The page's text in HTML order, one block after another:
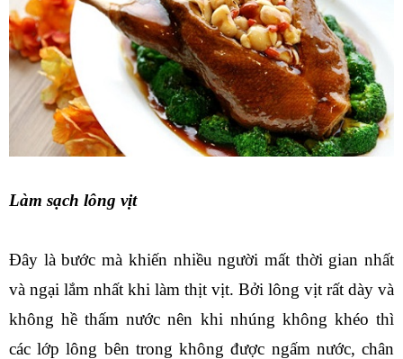
Làm sạch lông vịt
Đây là bước mà khiến nhiều người mất thời gian nhất
và ngại lắm nhất khi làm thịt vịt. Bởi lông vịt rất dày và
không hề thấm nước nên khi nhúng không khéo thì
các lớp lông bên trong không được ngấm nước, chân